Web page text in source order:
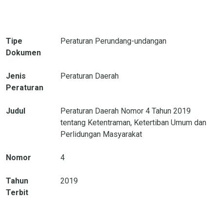
Tipe
Dokumen
Peraturan Perundang-undangan
Jenis
Peraturan
Peraturan Daerah
Judul
Peraturan Daerah Nomor 4 Tahun 2019
tentang Ketentraman, Ketertiban Umum dan
Perlidungan Masyarakat
Nomor 4
Tahun
Terbit
2019